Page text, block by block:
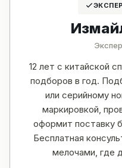
12 лет с китайской
подборов в год.
или серийному
маркировкой,
оформит поставку
Бесплатная
мелочами, где